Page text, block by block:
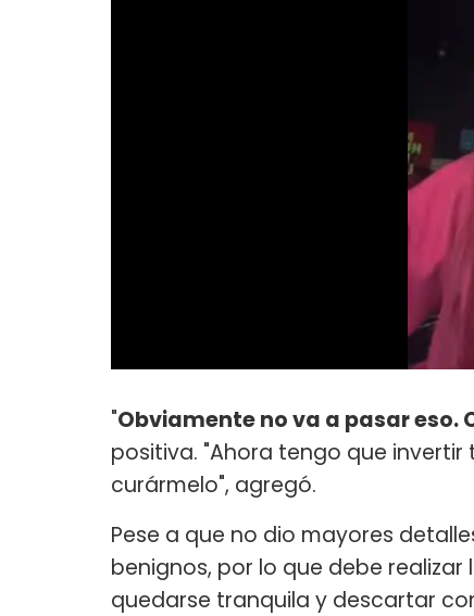
"Obviamente no va a pasar eso.
positiva. "Ahora tengo que
curármelo", agregó.
Pese a que no dio mayores
benignos, por lo que debe
quedarse tranquila y descartar